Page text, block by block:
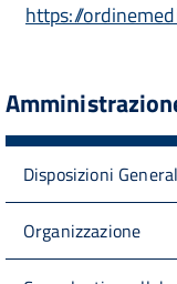
https://
Disposizioni
Organizzazione